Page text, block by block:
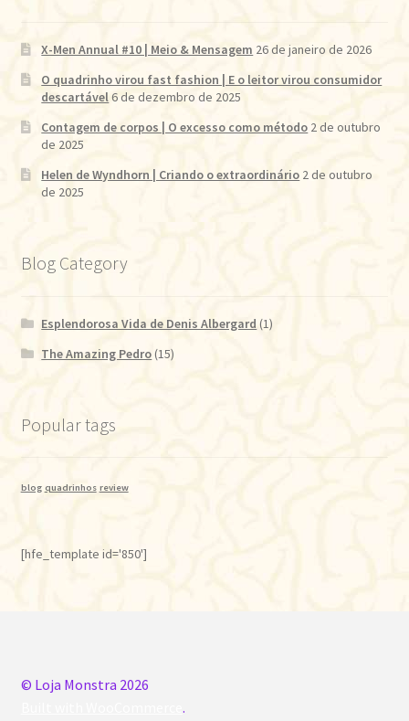
X-Men Annual #10 | Meio & Mensagem 26 de janeiro de 2026
O quadrinho virou fast fashion | E o leitor virou consumidor
descartável6 de dezembro de 2025
Contagem de corpos | O excesso como método 2 de outubro
de 2025
Helen de Wyndhorn | Criando o extraordinário 2 de outubro
de 2025
Blog Category
Esplendorosa Vida de Denis Albergard (1)
The Amazing Pedro (15)
Popular tags
blog quadrinhos review
[hfe_template id='850']
© Loja Monstra 2026
.